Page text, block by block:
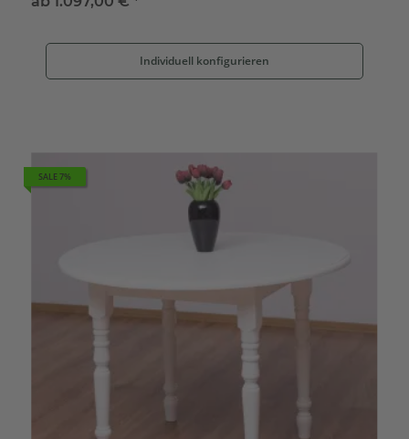
Individuell konfigurieren
SALE 7%